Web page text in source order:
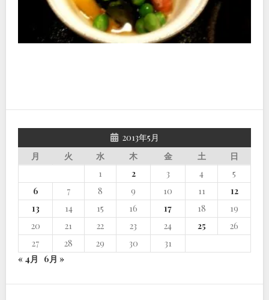
2013年5月
月
火 水 木 金 土
日
1
2 3 4
5
6
7 8 9 10 11
12
13
14 15 16 17 18
19
20
21 22 23 24 25
26
27
28 29 30
31
« 4月
6月 »